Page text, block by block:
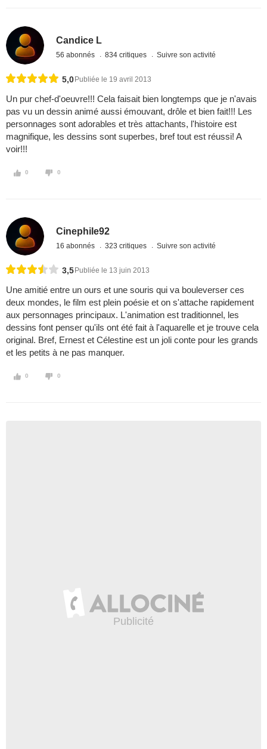
Candice L
56 abonnés 834 critiques Suivre son activité
5,0 Publiée le 19 avril 2013
Un pur chef-d'oeuvre!!! Cela faisait bien longtemps que je n'avais
pas vu un dessin animé aussi émouvant, drôle et bien fait!!! Les
personnages sont adorables et très attachants, l'histoire est
magnifique, les dessins sont superbes, bref tout est réussi! A
voir!!!
0 0
Cinephile92
16 abonnés 323 critiques Suivre son activité
3,5 Publiée le 13 juin 2013
Une amitié entre un ours et une souris qui va bouleverser ces
deux mondes, le film est plein poésie et on s'attache rapidement
aux personnages principaux. L'animation est traditionnel, les
dessins font penser qu'ils ont été fait à l'aquarelle et je trouve cela
original. Bref, Ernest et Célestine est un joli conte pour les grands
et les petits à ne pas manquer.
0 0